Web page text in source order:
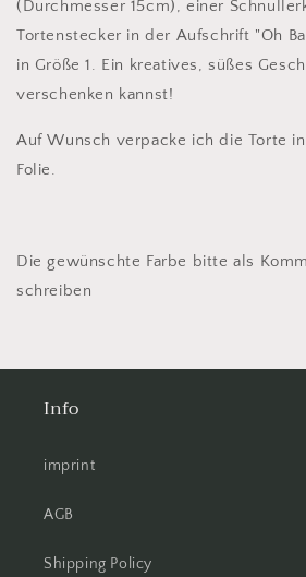
(Durchmesser 15cm), einer
Tortenstecker in der Aufschrift "Oh
in Größe 1. Ein kreatives, süßes
verschenken kannst!
Auf Wunsch verpacke ich die Torte
Folie.
Die gewünschte Farbe bitte als
schreiben
Info
imprint
AGB
Shipping Policy